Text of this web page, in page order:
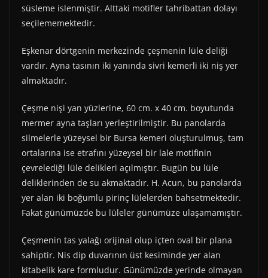
süsleme islenmiştir. Alttaki motifler tahribattan dolayı
seçilememektedir.
Eşkenar dörtgenin merkezinde çeşmenin lüle deliği
vardır. Ayna tasının iki yanında sivri kemerli iki niş yer
almaktadır.
Çeşme nişi yan yüzlerine, 60 cm. x 40 cm. boyutunda
mermer ayna taşları yerleştirilmiştir. Bu panolarda
silmelerle yüzeysel bir Bursa kemeri oluşturulmuş, tam
ortalarına ise etrafını yüzeysel bir lale motifinin
çevrelediği lüle delikleri açılmıştır. Bugün bu lüle
deliklerinden de su akmaktadır. H. Acun, bu panolarda
yer alan iki boğumlu pirinç lülelerden bahsetmektedir.
Fakat günümüzde bu lüleler günümüze ulaşamamıştır.
Çeşmenin tas yalağı orijinal olup içten oval bir plana
sahiptir. Nis dip duvarının üst kesiminde yer alan
kitabelik kare formludur. Günümüzde yerinde olmayan